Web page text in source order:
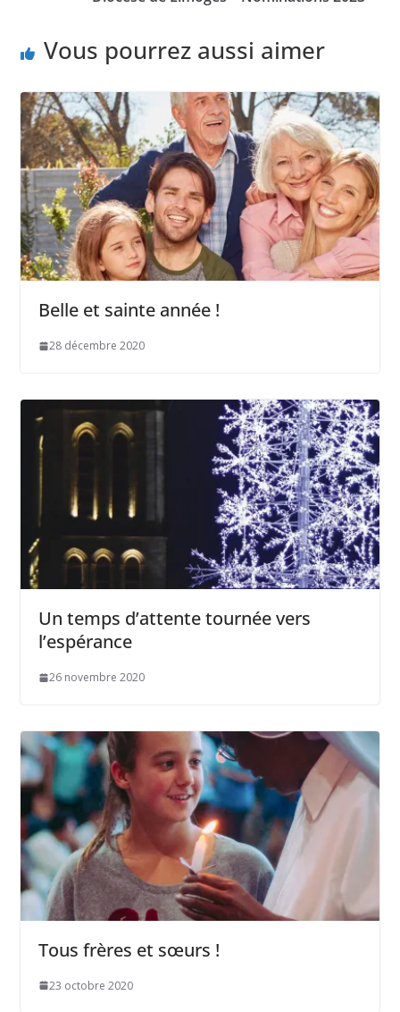
Vous pourrez aussi aimer
Belle et sainte année !
28 décembre 2020
Un temps d’attente tournée vers
l’espérance
26 novembre 2020
Tous frères et sœurs !
23 octobre 2020